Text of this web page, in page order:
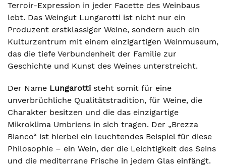
Terroir-Expression in jeder Facette des Weinbaus
lebt. Das Weingut Lungarotti ist nicht nur ein
Produzent erstklassiger Weine, sondern auch ein
Kulturzentrum mit einem einzigartigen Weinmuseum,
das die tiefe Verbundenheit der Familie zur
Geschichte und Kunst des Weines unterstreicht.
Der Name Lungarotti steht somit für eine
unverbrüchliche Qualitätstradition, für Weine, die
Charakter besitzen und die das einzigartige
Mikroklima Umbriens in sich tragen. Der „Brezza
Bianco“ ist hierbei ein leuchtendes Beispiel für diese
Philosophie – ein Wein, der die Leichtigkeit des Seins
und die mediterrane Frische in jedem Glas einfängt.